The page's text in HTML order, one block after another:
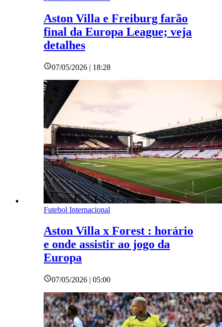
Aston Villa e Freiburg farão
final da Europa League; veja
detalhes
07/05/2026 | 18:28
Futebol Internacional
Aston Villa x Forest : horário
e onde assistir ao jogo da
Europa
07/05/2026 | 05:00